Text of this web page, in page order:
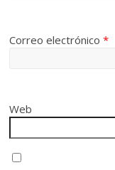
Correo electrónico*
Web